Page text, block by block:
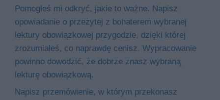
Pomogłeś mi odkryć, jakie to ważne. Napisz
opowiadanie o przeżytej z bohaterem wybranej
lektury obowiązkowej przygodzie, dzięki której
zrozumiałeś, co naprawdę cenisz. Wypracowanie
powinno dowodzić, że dobrze znasz wybraną
lekturę obowiązkową.
Napisz przemówienie, w którym przekonasz